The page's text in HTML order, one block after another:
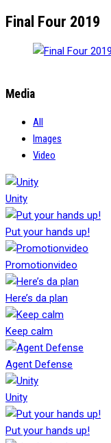
Final Four 2019
Media
All
Images
Video
Unity
Put your hands up!
Promotionvideo
Here’s da plan
Keep calm
Agent Defense
Unity
Put your hands up!